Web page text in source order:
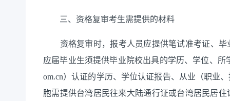
三、资格复审考生需提供的材料
资格复审时，报考人员应提供笔试准考证、毕
应届毕业生须提供毕业院校出具的学历、学位、所
om.cn）认证的学历、学位认证报告、从业（职业
胞需提供台湾居民往来大陆通行证或台湾居民居